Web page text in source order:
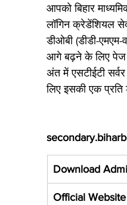
आपको बिहार
लॉगिन क्रेडेंशियल
डीओबी (डीडी-एमएम-
आगे बढ़ने के लिए पेज
अंत में एसटीईटी
लिए इसकी एक
Download
Official Website